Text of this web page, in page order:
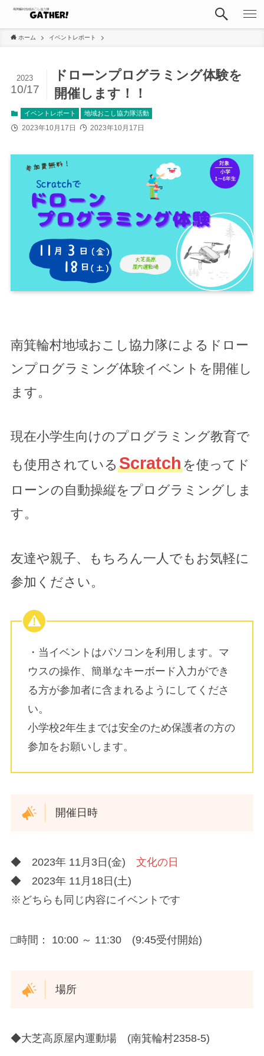
ホーム イベントレポート
ドローンプログラミング体験を
開催します！！
2023
10/17
イベントレポート 地域おこし協力隊活動
2023年10月17日 2023年10月17日
南箕輪村地域おこし協力隊によるドロー
ンプログラミング体験イベントを開催し
ます。
現在小学生向けのプログラミング教育で
も使用されている Scratchを使ってド
ローンの自動操縦をプログラミングしま
す。
友達や親子、もちろん一人でもお気軽に
参加ください。
・当イベントはパソコンを利用します。マ
ウスの操作、簡単なキーボード入力ができ
る方が参加者に含まれるようにしてくださ
い。
小学校2年生までは安全のため保護者の方の
参加をお願いします。
開催日時
◆ 2023年 11月3日(金) 文化の日
◆ 2023年 11月18日(土)
※どちらも同じ内容にイベントです
□時間： 10:00 ～ 11:30 (9:45受付開始)
場所
◆大芝高原屋内運動場 (南箕輪村2358-5)